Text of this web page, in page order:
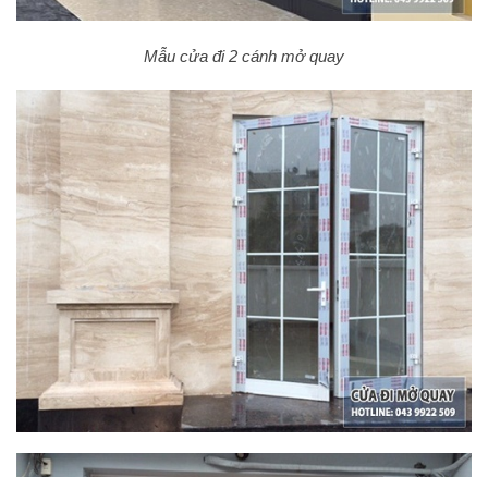
Mẫu cửa đi 2 cánh mở quay